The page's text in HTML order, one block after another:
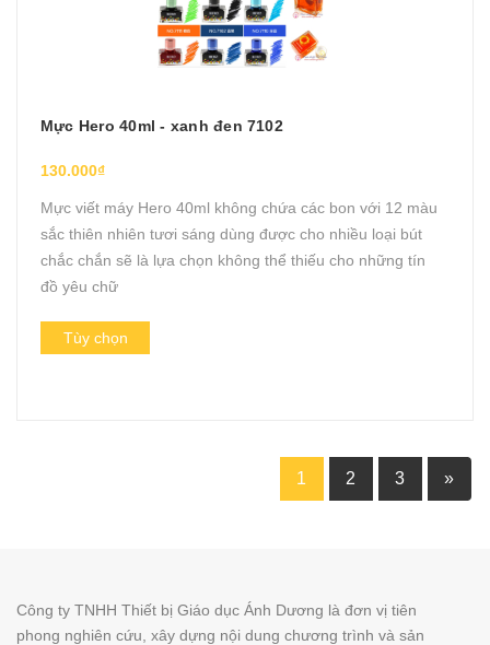
Mực Hero 40ml - xanh đen 7102
130.000₫
Mực viết máy Hero 40ml không chứa các bon với 12 màu
sắc thiên nhiên tươi sáng dùng được cho nhiều loại bút
chắc chắn sẽ là lựa chọn không thể thiếu cho những tín
đồ yêu chữ
Tùy chọn
1 2 3 »
Công ty TNHH Thiết bị Giáo dục Ánh Dương là đơn vị tiên
phong nghiên cứu, xây dựng nội dung chương trình và sản